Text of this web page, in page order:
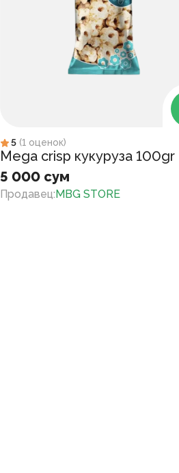
5 (1 оценок)
Mega crisp кукуруза 100gr
5 000 сум
Продавец:MBG STORE